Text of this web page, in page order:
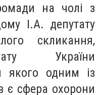
на чолі з
І.А. депутату
скликання,
України
якого одним із
є сфера охорони